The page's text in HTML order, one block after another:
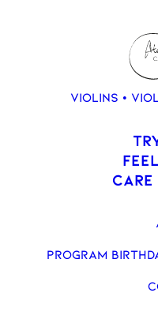
VIOLINS •
FEEL
CARE
PROGRAM